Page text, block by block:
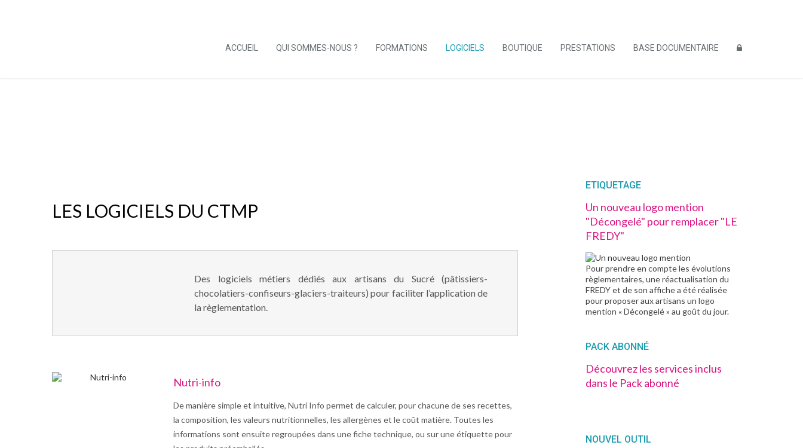
ACCUEIL QUI SOMMES-NOUS ? FORMATIONS LOGICIELS BOUTIQUE PRESTATIONS BASE DOCUMENTAIRE
LES LOGICIELS DU CTMP
Des logiciels métiers dédiés aux artisans du Sucré (pâtissiers-
chocolatiers-confiseurs-glaciers-traiteurs) pour faciliter l’application de
la règlementation.
Nutri-info
De manière simple et intuitive, Nutri Info permet de calculer, pour chacune de ses recettes,
la composition, les valeurs nutritionnelles, les allergènes et le coût matière. Toutes les
informations sont ensuite regroupées dans une fiche technique, ou sur une étiquette pour
ETIQUETAGE
Un nouveau logo mention
"Décongelé" pour remplacer "LE
FREDY"
Pour prendre en compte les évolutions
règlementaires, une réactualisation du
FREDY et de son affiche a été réalisée
pour proposer aux artisans un logo
mention « Décongelé » au goût du jour.
PACK ABONNÉ
Découvrez les services inclus
dans le Pack abonné
NOUVEL OUTIL